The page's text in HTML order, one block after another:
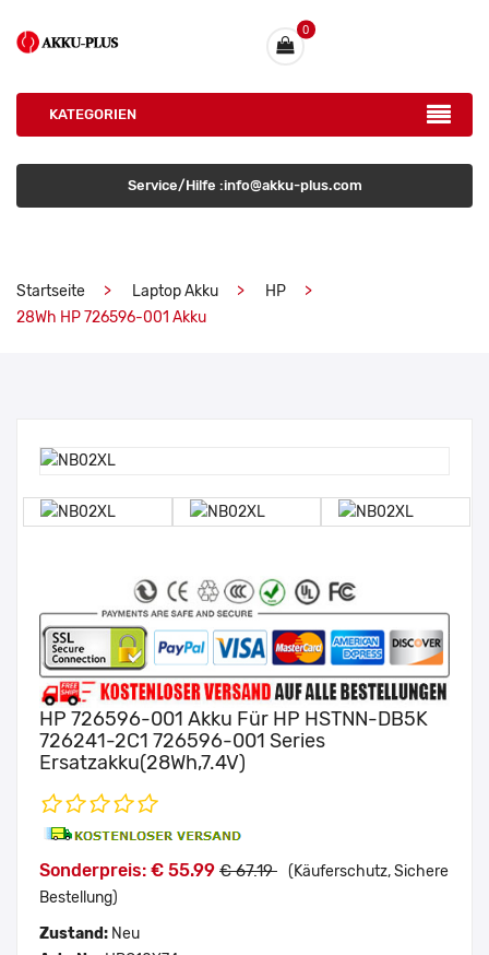
0
KATEGORIEN
Service/Hilfe :info@akku-plus.com
Startseite Laptop Akku
HP
28Wh HP 726596-001 Akku
HP 726596-001 Akku Für HP HSTNN-DB5K
726241-2C1 726596-001 Series
Ersatzakku(28Wh,7.4V)
Sonderpreis: € 55.99 € 67.19 (Käuferschutz, Sichere
Bestellung)
Zustand: Neu